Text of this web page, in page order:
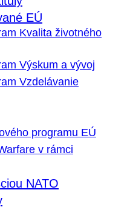
EÚ
Kvalita životného
Výskum a vývoj
Vzdelávanie
programu EÚ
v rámci
NATO